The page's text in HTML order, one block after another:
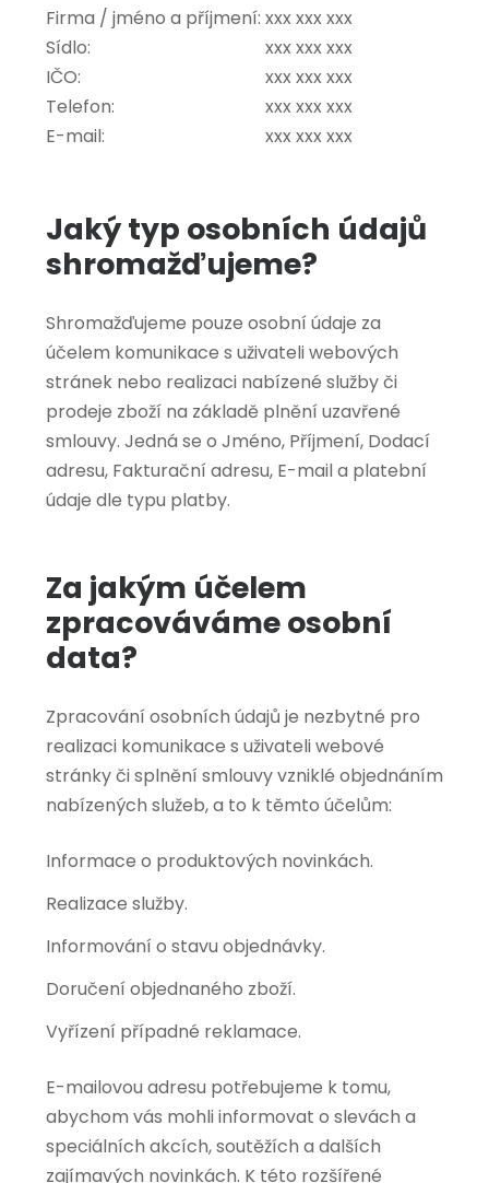
Firma / jméno a příjmení: xxx xxx xxx
Sídlo:
xxx xxx xxx
IČO:
xxx xxx xxx
Telefon:
xxx xxx xxx
E-mail:
xxx xxx xxx
Jaký typ osobních údajů
shromažďujeme?
Shromažďujeme pouze osobní údaje za
účelem komunikace s uživateli webových
stránek nebo realizaci nabízené služby či
prodeje zboží na základě plnění uzavřené
smlouvy. Jedná se o Jméno, Příjmení, Dodací
adresu, Fakturační adresu, E-mail a platební
údaje dle typu platby.
Za jakým účelem
zpracováváme osobní
data?
Zpracování osobních údajů je nezbytné pro
realizaci komunikace s uživateli webové
stránky či splnění smlouvy vzniklé objednáním
nabízených služeb, a to k těmto účelům:
Informace o produktových novinkách.
Realizace služby.
Informování o stavu objednávky.
Doručení objednaného zboží.
Vyřízení případné reklamace.
E-mailovou adresu potřebujeme k tomu,
abychom vás mohli informovat o slevách a
speciálních akcích, soutěžích a dalších
zajímavých novinkách. K této rozšířené